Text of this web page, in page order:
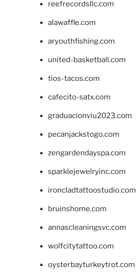
reefrecordsllc.com
alawaffle.com
aryouthfishing.com
united-basketball.com
tios-tacos.com
cafecito-satx.com
graduacionviu2023.com
pecanjackstogo.com
zengardendayspa.com
sparklejewelryinc.com
ironcladtattoostudio.com
bruinshome.com
annascleaningsvc.com
wolfcitytattoo.com
oysterbayturkeytrot.com